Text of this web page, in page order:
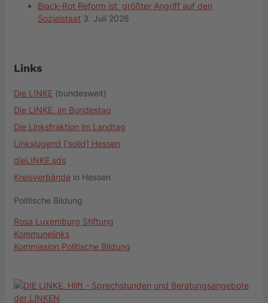
Black-Rot Reform ist größter Angriff auf den
Sozialstaat 3. Juli 2026
Links
Die LINKE (bundesweit)
Die LINKE. im Bundestag
Die Linksfraktion im Landtag
Linksjugend ['solid] Hessen
dieLINKE.sds
Kreisverbände in Hessen
Politische Bildung
Rosa Luxemburg Stiftung
Kommunelinks
Kommission Politische Bildung